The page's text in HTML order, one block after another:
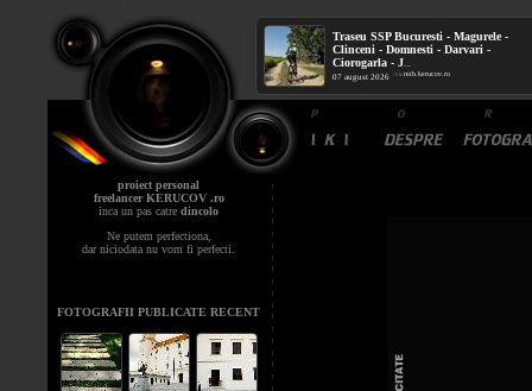
Traseu SSP Bucuresti - Magurele -
Clinceni - Domnesti - Darvari -
Ciorogarla - J...
07 august 2026 / via mtb.kerucov.ro
proiect personal
freelancer KERUCOV .ro
inca un pas catre dincolo
Ne putem perfectiona,
dar niciodata nu vom fi perfecti.
FOTOGRAFII PUBLICATE RECENT